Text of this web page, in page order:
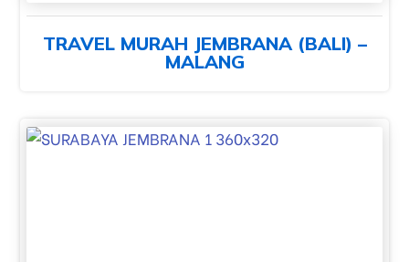
TRAVEL MURAH JEMBRANA (BALI) –
MALANG